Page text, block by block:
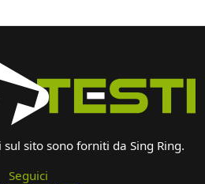
sito sono forniti da Sing Ring.
Seguici